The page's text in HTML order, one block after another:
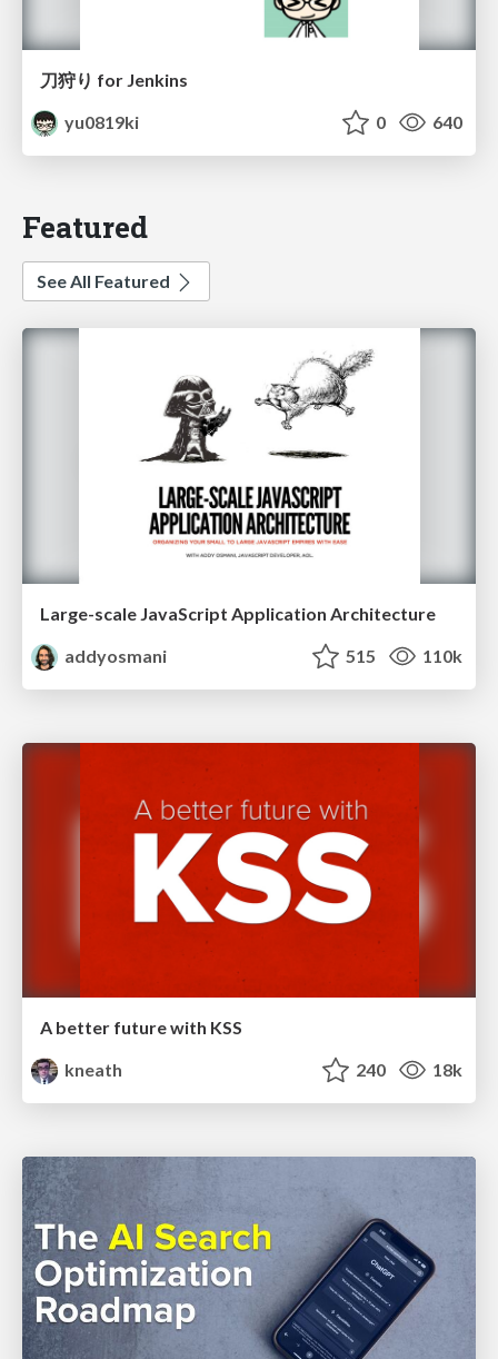
刀狩り for Jenkins
yu0819ki
0 640
Featured
See All Featured
Large-scale JavaScript Application Architecture
addyosmani
515 110k
A better future with KSS
kneath
240 18k